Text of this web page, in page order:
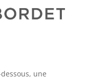
une